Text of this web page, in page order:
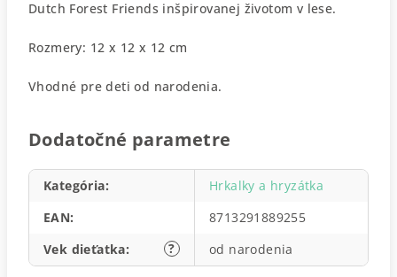
Dutch Forest Friends inšpirovanej životom v lese.
Rozmery: 12 x 12 x 12 cm
Vhodné pre deti od narodenia.
Dodatočné parametre
Kategória:
Hrkalky a hryzátka
EAN:
8713291889255
?
Vek dieťatka: od narodenia